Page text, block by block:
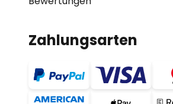
Zahlungsarten